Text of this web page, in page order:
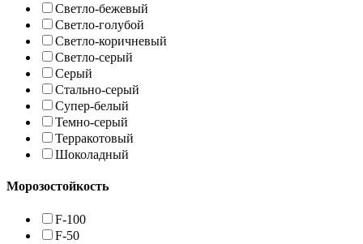
Светло-бежевый
Светло-голубой
Светло-коричневый
Светло-серый
Серый
Стально-серый
Супер-белый
Темно-серый
Терракотовый
Шоколадный
Морозостойкость
F-100
F-50